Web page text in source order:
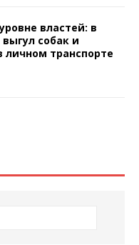
властей: в
собак и
личном транспорте